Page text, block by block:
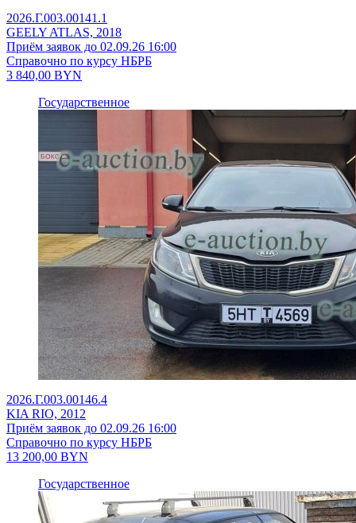
2026.Г.003.00141.1
GEELY ATLAS, 2018
Приём заявок до 02.09.26 16:00
Справочно по курсу НБРБ
3 840,00 BYN
Государственное
2026.Г.003.00146.4
KIA RIO, 2012
Приём заявок до 02.09.26 16:00
Справочно по курсу НБРБ
13 200,00 BYN
Государственное